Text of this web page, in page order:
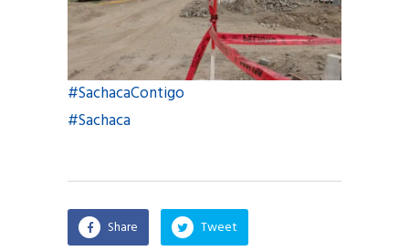
#SachacaContigo
#Sachaca
Share Tweet